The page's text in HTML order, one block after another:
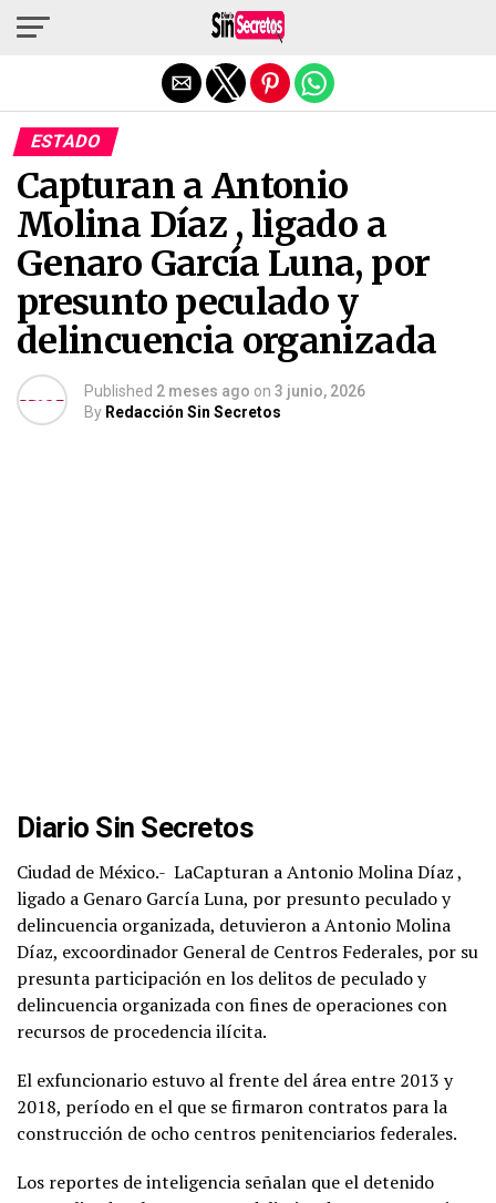
ESTADO
Capturan a Antonio
Molina Díaz , ligado a
Genaro García Luna, por
presunto peculado y
delincuencia organizada
Published 2 meses ago on 3 junio, 2026
By Redacción Sin Secretos
Diario Sin Secretos
Ciudad de México.- LaCapturan a Antonio Molina Díaz ,
ligado a Genaro García Luna, por presunto peculado y
delincuencia organizada, detuvieron a Antonio Molina
Díaz, excoordinador General de Centros Federales, por su
presunta participación en los delitos de peculado y
delincuencia organizada con fines de operaciones con
recursos de procedencia ilícita.
El exfuncionario estuvo al frente del área entre 2013 y
2018, período en el que se firmaron contratos para la
construcción de ocho centros penitenciarios federales.
Los reportes de inteligencia señalan que el detenido
Salir de la versión móvil